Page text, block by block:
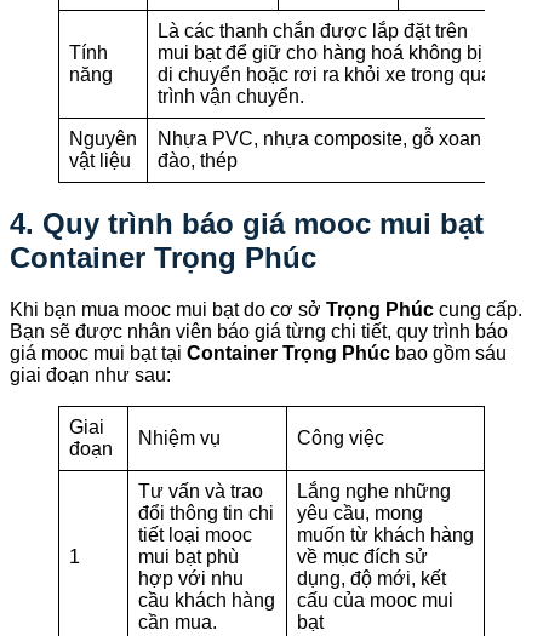
Tính
năng
Là các thanh chắn được lắp đặt trên
mui bạt để giữ cho hàng hoá không bị
di chuyển hoặc rơi ra khỏi xe trong quá
trình vận chuyển.
Nguyên
vật liệu
Nhựa PVC, nhựa composite, gỗ xoan
đào, thép
4. Quy trình báo giá mooc mui bạt
Container Trọng Phúc
Khi bạn mua mooc mui bạt do cơ sở Trọng Phúc cung cấp.
Bạn sẽ được nhân viên báo giá từng chi tiết, quy trình báo
giá mooc mui bạt tại Container Trọng Phúc bao gồm sáu
giai đoạn như sau:
Giai
đoạn
Nhiệm vụ Công việc
1
Tư vấn và trao
đổi thông tin chi
tiết loại mooc
mui bạt phù
hợp với nhu
cầu khách hàng
cần mua.
Lắng nghe những
yêu cầu, mong
muốn từ khách hàng
về mục đích sử
dụng, độ mới, kết
cấu của mooc mui
bạt